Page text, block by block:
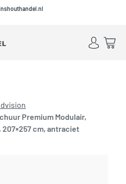
Skip to main content
Skip to footer
Account
Premium Modulair,
cm, antraciet